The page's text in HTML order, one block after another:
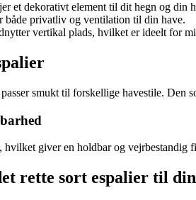
et dekorativt element til dit hegn og din
både privatliv og ventilation til din have.
vertikal plads, hvilket er ideelt for
smukt til forskellige havestile.
giver en holdbar og vejrbestandig
rette sort espalier til din